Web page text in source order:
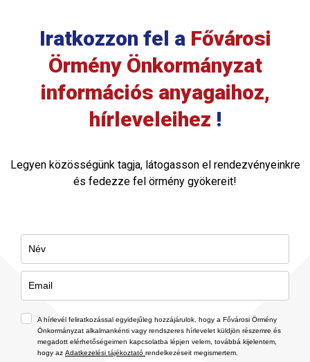
Iratkozzon fel a Fővárosi
Örmény Önkormányzat
információs anyagaihoz,
hírleveleihez !
Legyen közösségünk tagja, látogasson el rendezvényeinkre
és fedezze fel örmény gyökereit!
A hírlevél feliratkozással egyidejűleg hozzájárulok, hogy a Fővárosi Örmény
Önkormányzat alkalmankénti vagy rendszeres hírlevelet küldjön részemre és
megadott elérhetőségeimen kapcsolatba lépjen velem, továbbá kijelentem,
hogy az Adatkezelési tájékoztató rendelkezéseit megismertem.